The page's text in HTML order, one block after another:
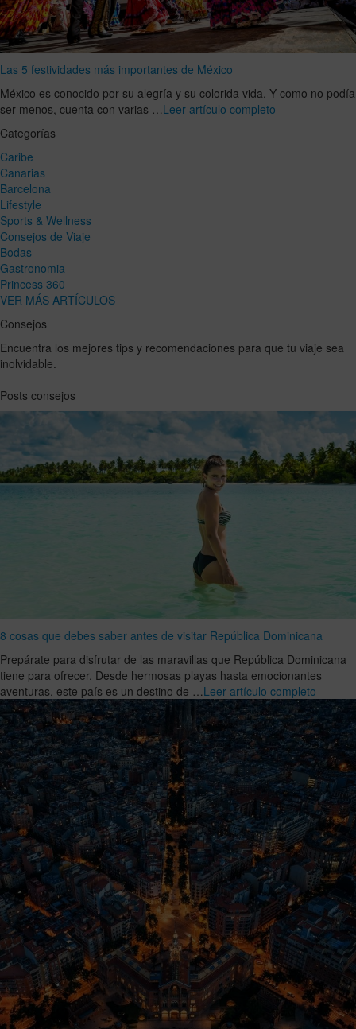
Las 5 festividades más importantes de México
México es conocido por su alegría y su colorida vida. Y como no podía
ser menos, cuenta con varias …Leer artículo completo
Categorías
Caribe
Canarias
Barcelona
Lifestyle
Sports & Wellness
Consejos de Viaje
Bodas
Gastronomia
Princess 360
VER MÁS ARTÍCULOS
Consejos
Encuentra los mejores tips y recomendaciones para que tu viaje sea
inolvidable.
Posts consejos
8 cosas que debes saber antes de visitar República Dominicana
Prepárate para disfrutar de las maravillas que República Dominicana
tiene para ofrecer. Desde hermosas playas hasta emocionantes
aventuras, este país es un destino de …Leer artículo completo